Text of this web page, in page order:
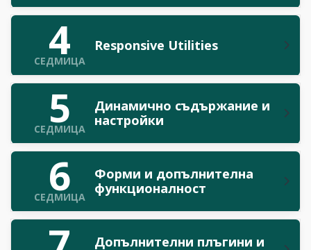
4
СЕДМИЦА
Responsive Utilities
5
СЕДМИЦА
Динамично съдържание и
настройки
6
СЕДМИЦА
Форми и допълнителна
функционалност
Допълнителни плъгини и